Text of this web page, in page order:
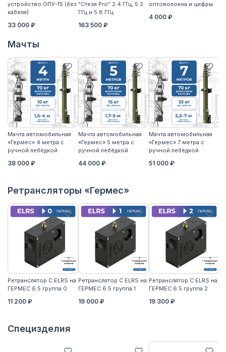
устройство ОПУ-15 (без
кабеля)
33 000 ₽
"Стезя Pro" 2.4 ГГц, 5.2
ГГц и 5.8 ГГц
163 500 ₽
оптоволокна и цифры
4 000 ₽
Мачты
Мачта автомобильная
«Гермес» 4 метра с
ручной лебёдкой
38 000 ₽
Мачта автомобильная
«Гермес» 5 метра с
ручной лебёдкой
44 000 ₽
Мачта автомобильная
«Гермес» 7 метра с
ручной лебёдкой
51 000 ₽
Ретрансляторы «Гермес»
Ретранслятор С ELRS на
ГЕРМЕС 6.5 группа 0
11 200 ₽
Ретранслятор С ELRS на
ГЕРМЕС 6.5 группа 1
19 000 ₽
Ретранслятор С ELRS на
ГЕРМЕС 6.5 группа 2
19 300 ₽
Специзделия